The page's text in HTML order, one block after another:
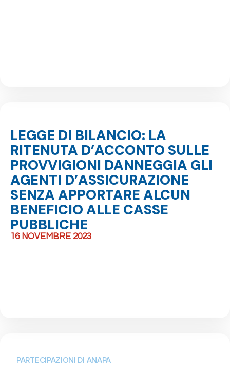
LEGGE DI BILANCIO: LA
RITENUTA D’ACCONTO SULLE
PROVVIGIONI DANNEGGIA GLI
AGENTI D’ASSICURAZIONE
SENZA APPORTARE ALCUN
BENEFICIO ALLE CASSE
PUBBLICHE
16 NOVEMBRE 2023
PARTECIPAZIONI DI ANAPA